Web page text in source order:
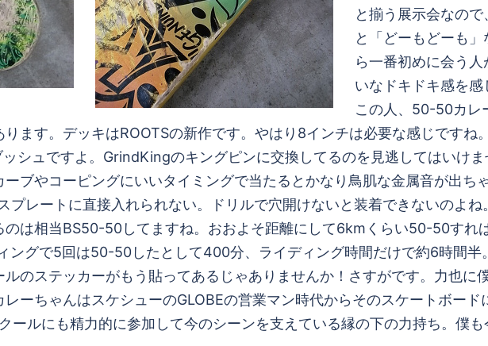
と揃う展示会なの
と「どーもどーも
ら一番初めに会う
いなドキドキ感を
この人、50-50カレ
ます。デッキはROOTSの新作です。やはり8インチは必要な感じですね
シュですよ。GrindKingのキングピンに交換してるのを見逃してはいけ
ブやコーピングにいいタイミングで当たるとかなり鳥肌な金属音が出ち
プレートに直接入れられない。ドリルで穴開けないと装着できないのよね
は相当BS50-50してますね。おおよそ距離にして6kmくらい50-50すれ
ングで5回は50-50したとして400分、ライディング時間だけで約6時間半
のステッカーがもう貼ってあるじゃありませんか！さすがです。力也に
ーちゃんはスケシューのGLOBEの営業マン時代からそのスケートボー
ールにも精力的に参加して今のシーンを支えている縁の下の力持ち。僕